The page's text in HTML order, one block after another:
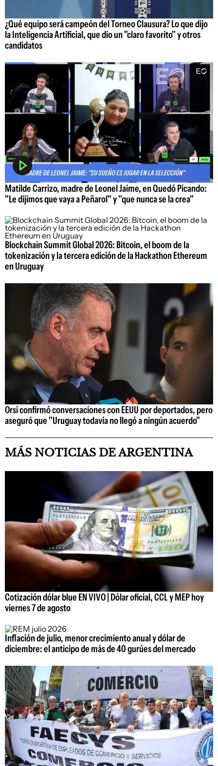
¿Qué equipo será campeón del Torneo Clausura? Lo que dijo
la Inteligencia Artificial, que dio un "claro favorito" y otros
candidatos
Matilde Carrizo, madre de Leonel Jaime, en Quedó Picando:
"Le dijimos que vaya a Peñarol" y "que nunca se la crea"
Blockchain Summit Global 2026: Bitcoin, el boom de la
tokenización y la tercera edición de la Hackathon Ethereum
en Uruguay
Orsi confirmó conversaciones con EEUU por deportados, pero
aseguró que "Uruguay todavía no llegó a ningún acuerdo"
MÁS NOTICIAS DE ARGENTINA
Cotización dólar blue EN VIVO | Dólar oficial, CCL y MEP hoy
viernes 7 de agosto
Inflación de julio, menor crecimiento anual y dólar de
diciembre: el anticipo de más de 40 gurúes del mercado